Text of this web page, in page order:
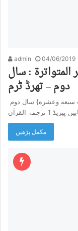
admin 04/06/2019
المتواترۃ : سال
دوم – تھرڈ ٹرم
سبعه وعشره} سال دوم
مکمل پڑھیں